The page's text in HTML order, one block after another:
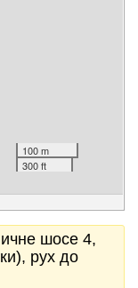
100 m
300 ft
шосе 4,
рух до